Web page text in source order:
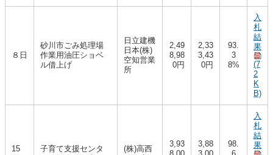
８日
砂川市ごみ処理場
作業用油圧ショベ
ル借上げ
日立建機
日本(株)
空知営業
所
2,49
8,98
0円
2,33
3,43
0円
93.
3
8%
入
札
結
果
(7
2
K
B)
15
子育て支援センタ
(株)高西
3,93
3,88
98.
入
札
結
果